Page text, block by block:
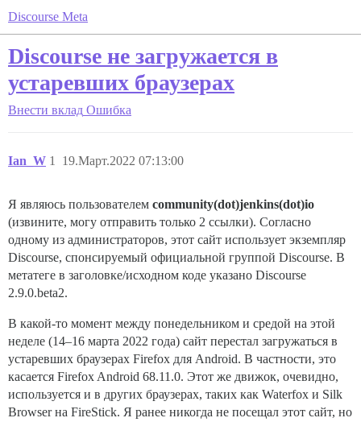
Discourse Meta
Discourse не загружается в
устаревших браузерах
Внести вклад Ошибка
Ian_W 19.Март.2022 07:13:00
1
Я являюсь пользователем community(dot)jenkins(dot)io
(извините, могу отправить только 2 ссылки). Согласно
одному из администраторов, этот сайт использует экземпляр
Discourse, спонсируемый официальной группой Discourse. В
метатеге в заголовке/исходном коде указано Discourse
2.9.0.beta2.
В какой-то момент между понедельником и средой на этой
неделе (14–16 марта 2022 года) сайт перестал загружаться в
устаревших браузерах Firefox для Android. В частности, это
касается Firefox Android 68.11.0. Этот же движок, очевидно,
используется и в других браузерах, таких как Waterfox и Silk
Browser на FireStick. Я ранее никогда не посещал этот сайт, но